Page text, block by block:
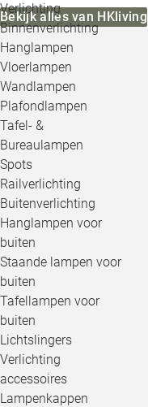
Verlichting
Binnenverlichting
Hanglampen
Vloerlampen
Wandlampen
Plafondlampen
Tafel- &
Bureaulampen
Spots
Railverlichting
Buitenverlichting
Hanglampen voor
buiten
Staande lampen voor
buiten
Tafellampen voor
buiten
Lichtslingers
Verlichting
accessoires
Lampenkappen
Bekijk alles van HKliving